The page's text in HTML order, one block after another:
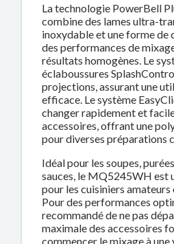
La technologie PowerBell
combine des lames ultra-
inoxydable et une forme de
des performances de
résultats homogènes. Le
éclaboussures
projections, assurant une
efficace. Le système
changer rapidement et
accessoires, offrant une
pour diverses préparations
Idéal pour les soupes,
sauces, le MQ5245WH est
pour les cuisiniers amateurs
Pour des performances
recommandé de ne pas
maximale des accessoires
commencer le mixage à